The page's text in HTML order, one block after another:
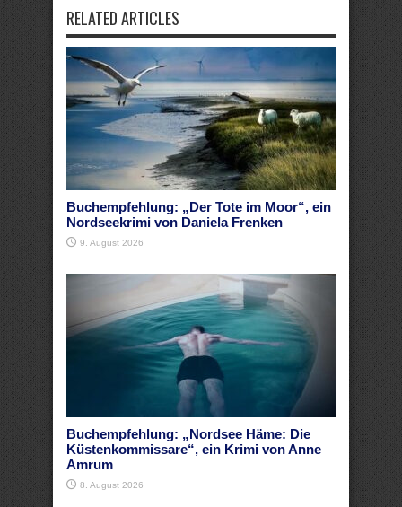
RELATED ARTICLES
Buchempfehlung: „Der Tote im Moor“, ein
Nordseekrimi von Daniela Frenken
9. August 2026
Buchempfehlung: „Nordsee Häme: Die
Küstenkommissare“, ein Krimi von Anne
Amrum
8. August 2026